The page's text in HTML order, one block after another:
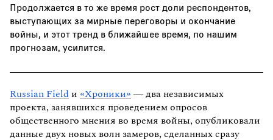
Продолжается в то же время рост доли респондентов,
выступающих за мирные переговоры и окончание
войны, и этот тренд в ближайшее время, по нашим
прогнозам, усилится.
Russian Field и «Хроники» — два независимых
проекта, занявшихся проведением опросов
общественного мнения во время войны, опубликовали
данные двух новых волн замеров, сделанных сразу